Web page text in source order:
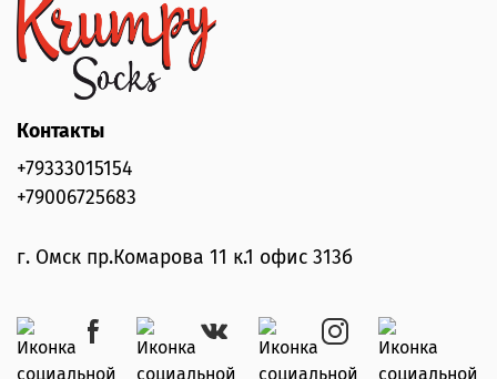
Контакты
+79333015154
+79006725683
г. Омск пр.Комарова 11 к.1 офис 313б